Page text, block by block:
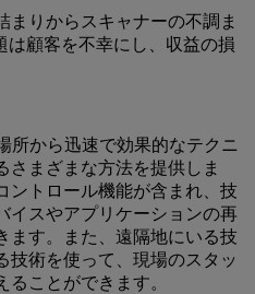
まりからスキャナーの不調ま
は顧客を不幸にし、収益の損
所から迅速で効果的なテクニ
さまざまな方法を提供しま
ントロール機能が含まれ、技
イスやアプリケーションの再
ます。また、遠隔地にいる技
技術を使って、現場のスタッ
ことができます。